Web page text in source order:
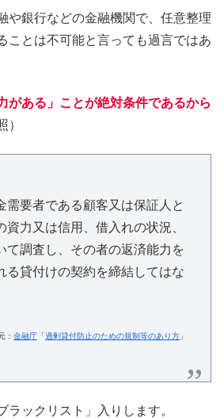
や銀行などの金融機関で、任意整理
ことは不可能と言っても過言ではあ
がある」ことが絶対条件であるから
）
需要者である顧客又は保証人と
資力又は信用、借入れの状況、
て調査し、その者の返済能力を
る貸付けの契約を締結してはな
：金融庁 「過剰貸付防止のための規制等のあり方 」
ラックリスト」入りします。